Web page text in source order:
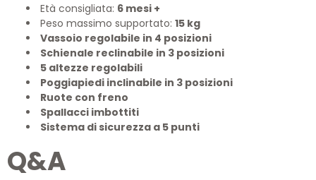
Età consigliata: 6 mesi +
Peso massimo supportato: 15 kg
Vassoio regolabile in 4 posizioni
Schienale reclinabile in 3 posizioni
5 altezze regolabili
Poggiapiedi inclinabile in 3 posizioni
Ruote con freno
Spallacci imbottiti
Sistema di sicurezza a 5 punti
Q&A